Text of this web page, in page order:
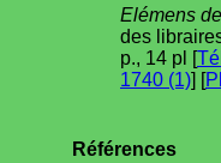
Elémens
des
p., 14 pl [
1740 (1)] [
Références